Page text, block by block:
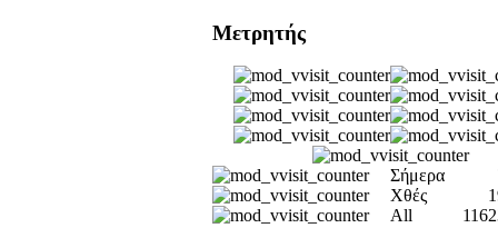
Μετρητής
Σήμερα
Χθές
All